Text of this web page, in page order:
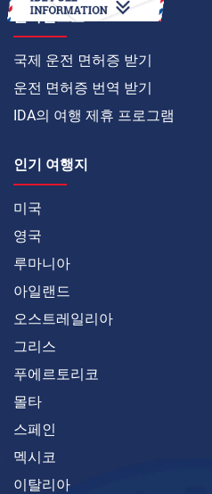
온라인으로
국제 운전 면허증 받기
운전 면허증 번역 받기
IDA의 여행 제휴 프로그램
인기 여행지
미국
영국
루마니아
아일랜드
오스트레일리아
그리스
푸에르토리코
몰타
스페인
멕시코
이탈리아